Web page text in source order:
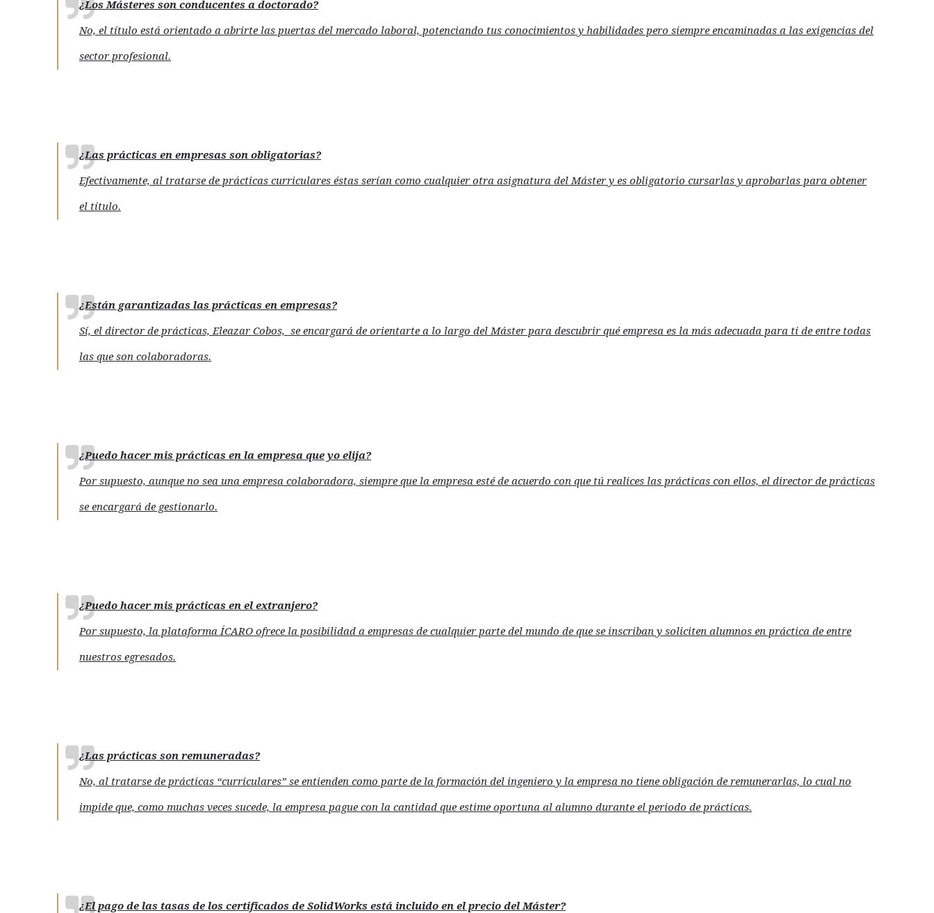
¿Los Másteres son conducentes a doctorado?
No, el título está orientado a abrirte las puertas del mercado laboral, potenciando tus conocimientos y habilidades pero siempre encaminadas a las exigencias del
sector profesional.
¿Las prácticas en empresas son obligatorias?
Efectivamente, al tratarse de prácticas curriculares éstas serían como cualquier otra asignatura del Máster y es obligatorio cursarlas y aprobarlas para obtener
el título.
¿Están garantizadas las prácticas en empresas?
Sí, el director de prácticas, Eleazar Cobos, se encargará de orientarte a lo largo del Máster para descubrir qué empresa es la más adecuada para ti de entre todas
las que son colaboradoras.
¿Puedo hacer mis prácticas en la empresa que yo elija?
Por supuesto, aunque no sea una empresa colaboradora, siempre que la empresa esté de acuerdo con que tú realices las prácticas con ellos, el director de prácticas
se encargará de gestionarlo.
¿Puedo hacer mis prácticas en el extranjero?
Por supuesto, la plataforma ÍCARO ofrece la posibilidad a empresas de cualquier parte del mundo de que se inscriban y soliciten alumnos en práctica de entre
nuestros egresados.
¿Las prácticas son remuneradas?
No, al tratarse de prácticas “curriculares” se entienden como parte de la formación del ingeniero y la empresa no tiene obligación de remunerarlas, lo cual no
impide que, como muchas veces sucede, la empresa pague con la cantidad que estime oportuna al alumno durante el periodo de prácticas.
¿El pago de las tasas de los certificados de SolidWorks está incluido en el precio del Máster?